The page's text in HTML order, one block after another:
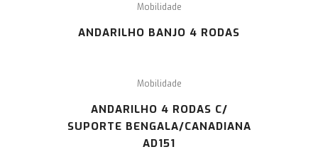
Mobilidade
ANDARILHO BANJO 4 RODAS
Mobilidade
ANDARILHO 4 RODAS C/
SUPORTE BENGALA/CANADIANA
AD151